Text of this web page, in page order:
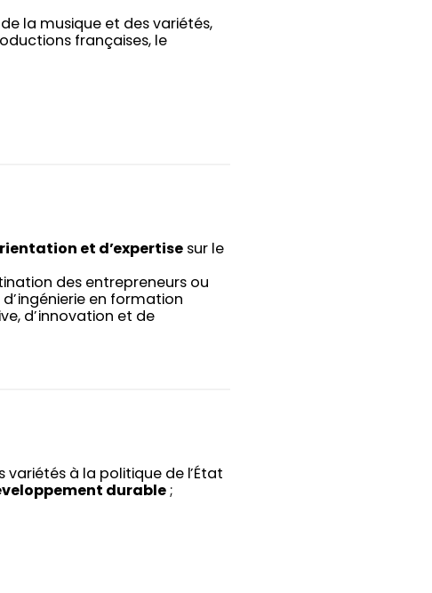
la musique et des variétés,
françaises, le
et d’expertisesur le
des entrepreneurs ou
en formation
d’innovation et de
à la politique de l’État
durable;